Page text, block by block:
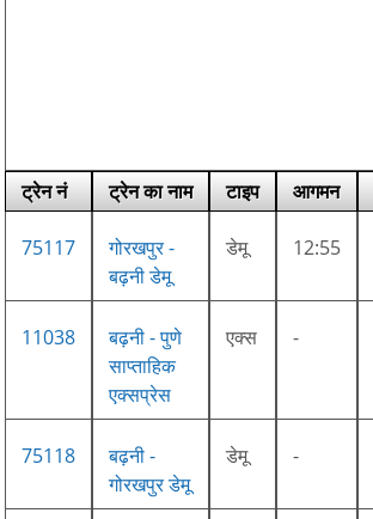
ट्रेन नं ट्रेन का नाम टाइप आगमन
75117
गोरखपुर -
बढ़नी डेमू
डेमू 12:55
11038
बढ़नी - पुणे
साप्ताहिक
एक्सप्रेस
एक्स -
75118
बढ़नी -
गोरखपुर डेमू
डेमू -